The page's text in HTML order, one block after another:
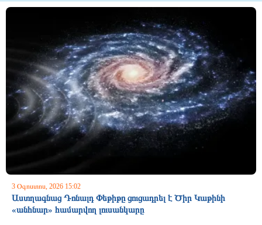
3 Օգոստոս, 2026 15:02
Աստղագնաց Դոնալդ Փեթիթը ցուցադրել է Ծիր Կաթինի
«անհնար» համարվող լուսանկարը